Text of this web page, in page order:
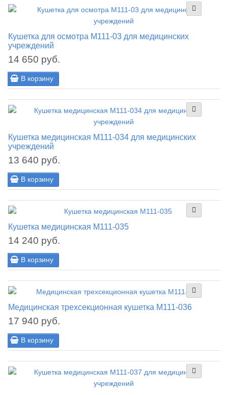
Кушетка для осмотра М111-03 для медицинских
учреждений
14 650 руб.
В корзину
Кушетка медицинская М111-034 для медицинских
учреждений
13 640 руб.
В корзину
Кушетка медицинская М111-035
14 240 руб.
В корзину
Медицинская трехсекционная кушетка М111-036
17 940 руб.
В корзину